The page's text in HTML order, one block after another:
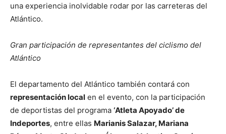
una experiencia inolvidable rodar por las carreteras del
Atlántico.
Gran participación de representantes del ciclismo del
Atlántico
El departamento del Atlántico también contará con
representación local en el evento, con la participación
de deportistas del programa ‘Atleta Apoyado’ de
Indeportes, entre ellas Marianis Salazar, Mariana